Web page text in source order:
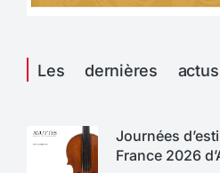
Les dernières actus
Journées
France 2026